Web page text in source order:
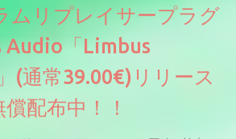
ムリプレイサープラグ
Audio「Limbus
(通常39.00€)リリース
配布中！！